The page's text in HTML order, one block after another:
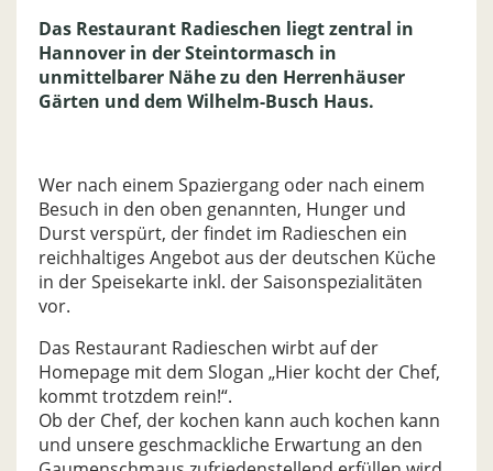
Das Restaurant Radieschen liegt zentral in
Hannover in der Steintormasch in
unmittelbarer Nähe zu den Herrenhäuser
Gärten und dem Wilhelm-Busch Haus.
Wer nach einem Spaziergang oder nach einem
Besuch in den oben genannten, Hunger und
Durst verspürt, der findet im Radieschen ein
reichhaltiges Angebot aus der deutschen Küche
in der Speisekarte inkl. der Saisonspezialitäten
vor.
Das Restaurant Radieschen wirbt auf der
Homepage mit dem Slogan „Hier kocht der Chef,
kommt trotzdem rein!“.
Ob der Chef, der kochen kann auch kochen kann
und unsere geschmackliche Erwartung an den